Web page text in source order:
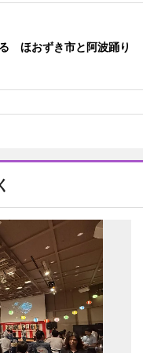
ほおずき市と阿波踊り